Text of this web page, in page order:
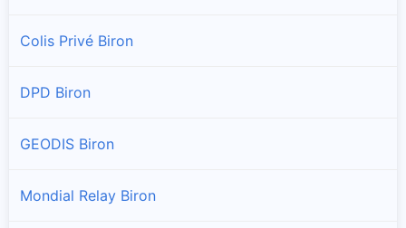
Colis Privé Biron
DPD Biron
GEODIS Biron
Mondial Relay Biron